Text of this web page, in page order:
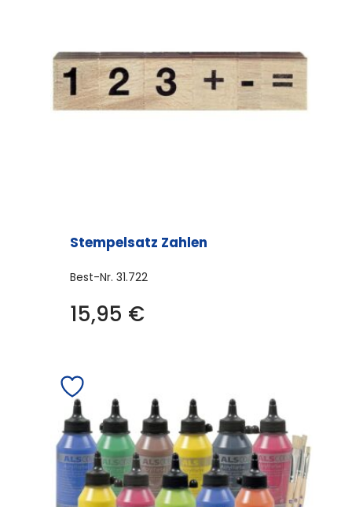
Stempelsatz Zahlen
Best-Nr. 31.722
15,95 €